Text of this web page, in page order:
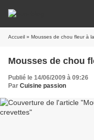
Accueil » Mousses de chou fleur à
Mousses de chou
Publié le 14/06/2009 à 09:26
Par Cuisine passion